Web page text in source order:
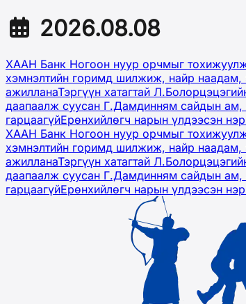
2026.08.08
ХААН Банк Ногоон нуур орчмыг
хэмнэлтийн горимд шилжиж, найр наадам,
ажилланаТэргүүн хатагтай
даапаалж суусан Г.Дамдинням сайдын
гарцаагүйЕрөнхийлөгч нарын үлдээсэн
ХААН Банк Ногоон нуур орчмыг
хэмнэлтийн горимд шилжиж, найр наадам,
ажилланаТэргүүн хатагтай
даапаалж суусан Г.Дамдинням сайдын
гарцаагүйЕрөнхийлөгч нарын үлдээсэн